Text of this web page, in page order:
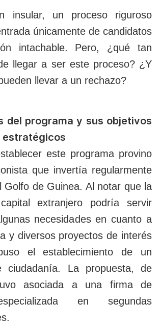
insular, un proceso riguroso
únicamente de candidatos
intachable. Pero, ¿qué tan
llegar a ser este proceso? ¿Y
llevar a un rechazo?
del programa y sus objetivos
estratégicos
este programa provino
que invertía regularmente
Golfo de Guinea. Al notar que la
extranjero podría servir
necesidades en cuanto a
y diversos proyectos de interés
el establecimiento de un
ciudadanía. La propuesta, de
asociada a una firma de
en segundas